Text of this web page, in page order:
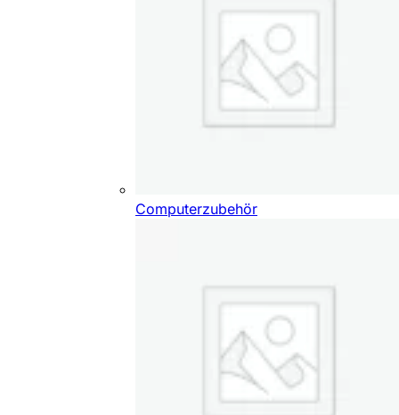
Computerzubehör